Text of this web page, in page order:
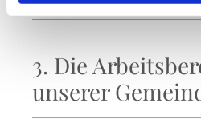
3. Die
unserer